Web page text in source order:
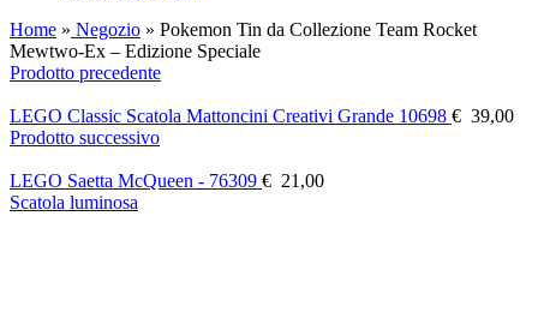
Home » Negozio » Pokemon Tin da Collezione Team Rocket
Mewtwo-Ex – Edizione Speciale
Prodotto precedente
LEGO Classic Scatola Mattoncini Creativi Grande 10698 € 39,00
Prodotto successivo
LEGO Saetta McQueen - 76309 € 21,00
Scatola luminosa